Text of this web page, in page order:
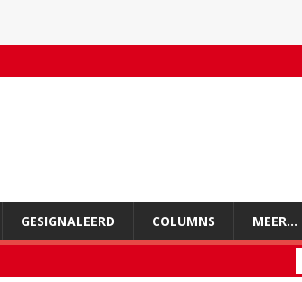
GESIGNALEERD COLUMNS MEER…